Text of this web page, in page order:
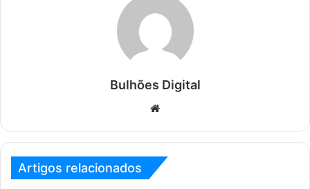
Bulhões Digital
Website
Artigos relacionados